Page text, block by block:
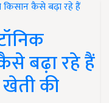
बढ़ा रहे हैं
की